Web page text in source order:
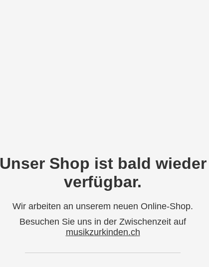
Unser Shop ist bald wieder
verfügbar.
Wir arbeiten an unserem neuen Online-Shop.
Besuchen Sie uns in der Zwischenzeit auf
musikzurkinden.ch